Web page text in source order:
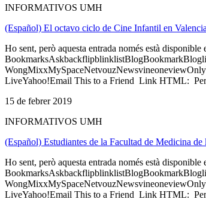
INFORMATIVOS UMH
(Español) El octavo ciclo de Cine Infantil en
Ho sent, però aquesta entrada només està
LiveYahoo!Email This to a Friend Link HTML:
15 de febrer 2019
INFORMATIVOS UMH
(Español) Estudiantes de la Facultad de Medicina
Ho sent, però aquesta entrada només està
LiveYahoo!Email This to a Friend Link HTML: